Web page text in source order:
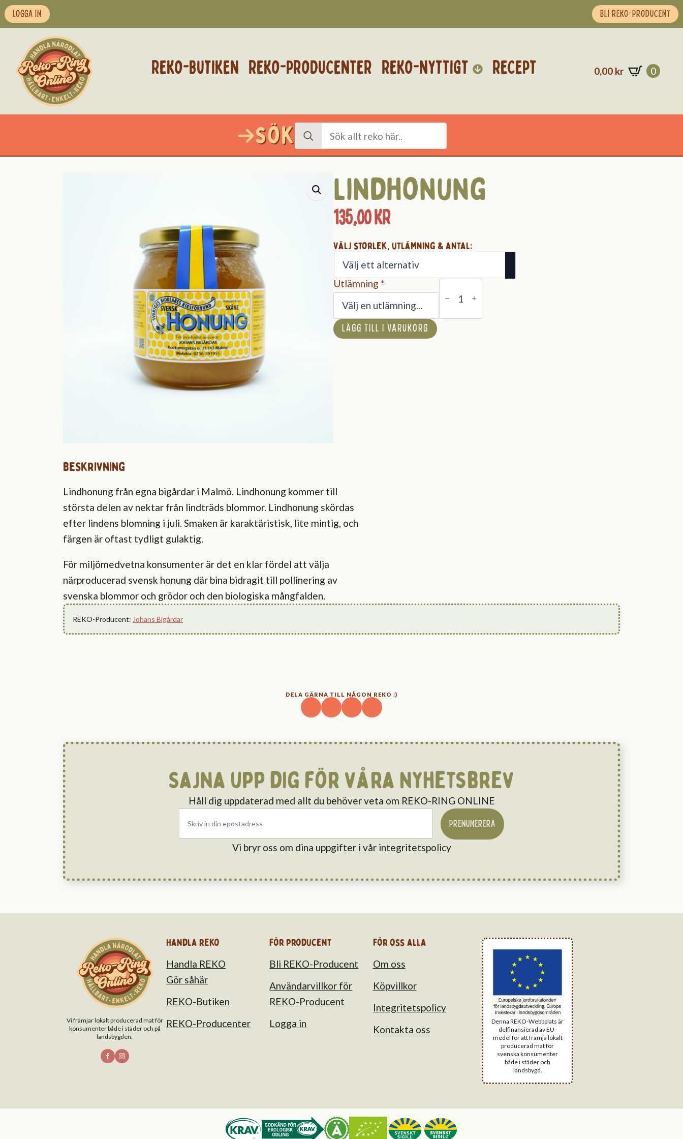
LOGGA IN BLI REKO-PRODUCENT
REKO-BUTIKEN REKO-PRODUCENTER REKO-NYTTIGT RECEPT 0,00 kr 0
Sök Search
for:
Lindhonung
135,00kr
Välj storlek, utlämning & antal:
Utlämning *
Lindhonung
mängd
LÄGG TILL I VARUKORG
Beskrivning
Lindhonung från egna bigårdar i Malmö. Lindhonung kommer till
största delen av nektar från lindträds blommor. Lindhonung skördas
efter lindens blomning i juli. Smaken är karaktäristisk, lite mintig, och
färgen är oftast tydligt gulaktig.
För miljömedvetna konsumenter är det en klar fördel att välja
närproducerad svensk honung där bina bidragit till pollinering av
svenska blommor och grödor och den biologiska mångfalden.
REKO-Producent: Johans Bigårdar
DELA GÄRNA TILL NÅGON REKO :)
Sajna upp dig för våra nyhetsbrev
Håll dig uppdaterad med allt du behöver veta om REKO-RING ONLINE
Email
PRENUMERERA
Vi bryr oss om dina uppgifter i vår integritetspolicy
Vi främjar lokalt producerad mat för
konsumenter både i städer och på
landsbygden.
Handla Reko
Handla REKO
Gör såhär
REKO-Butiken
REKO-Producenter
För producent
Bli REKO-Producent
Användarvillkor för
REKO-Producent
Logga in
för oss alla
Om oss
Köpvillkor
Integritetspolicy
Kontakta oss
Denna REKO-Webbplats är
delfinansierad av EU-
medel för att främja lokalt
producerad mat för
svenska konsumenter
både i städer och
landsbygd.